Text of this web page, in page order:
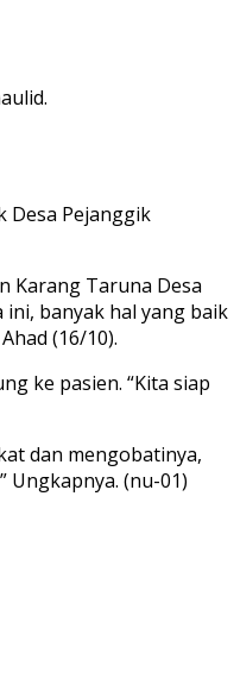
Desa Pejanggik
Karang Taruna Desa
banyak hal yang baik
(16/10).
ke pasien. “Kita siap
dan mengobatinya,
Ungkapnya. (nu-01)